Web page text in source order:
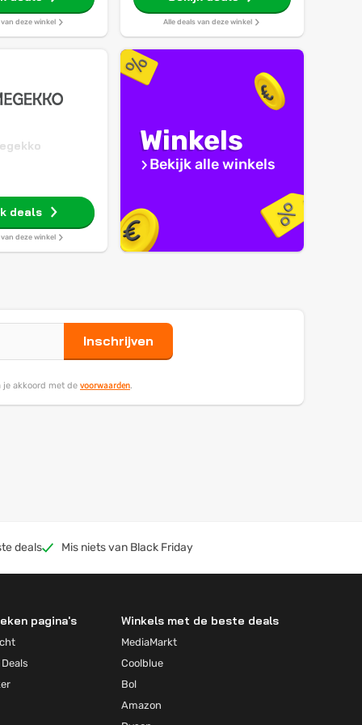
van deze winkel Alle deals van deze winkel
deals
van deze winkel
Winkels
Bekijk alle winkels
Inschrijven
akkoord met de voorwaarden.
deals Mis niets van Black Friday
pagina's Winkels met de beste deals
MediaMarkt
Coolblue
Bol
Amazon